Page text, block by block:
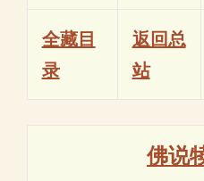
全藏目
录
返回总
站
佛说